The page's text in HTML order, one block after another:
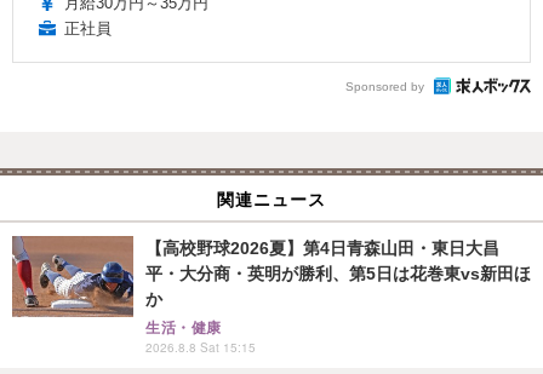
正社員
Sponsored by
関連ニュース
【高校野球2026夏】第4日青森山田・東日大昌
平・大分商・英明が勝利、第5日は花巻東vs新田ほ
か
生活・健康
2026.8.8 Sat 15:15